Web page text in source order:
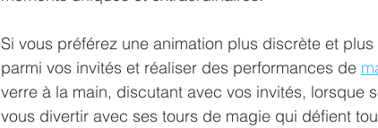
Si vous préférez une animation plus discrète et
parmi vos invités et réaliser des performances de
verre à la main, discutant avec vos invités, lorsque
vous divertir avec ses tours de magie qui défient